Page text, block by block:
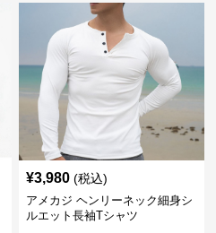
¥3,980 (税込)
アメカジ ヘンリーネック細身シ
ルエット長袖Tシャツ